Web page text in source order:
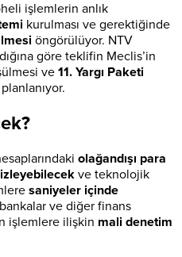
işlemlerin anlık
kurulması ve gerektiğinde
öngörülüyor. NTV
göre teklifin Meclis’in
ve 11. Yargı Paketi
olağandışı para
ve teknolojik
saniyeler içinde
ve diğer finans
işlemlere ilişkin mali denetim